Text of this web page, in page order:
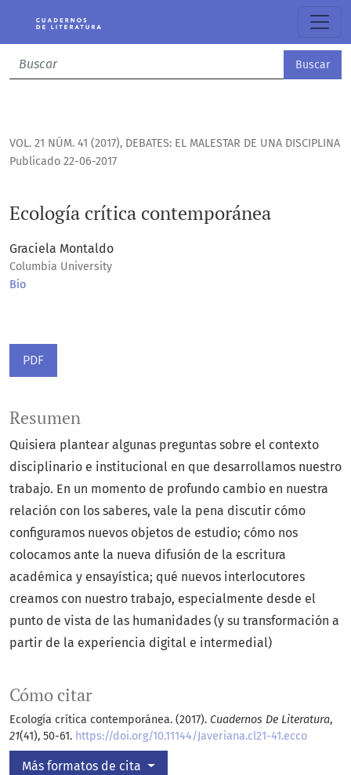
Buscar
VOL. 21 NÚM. 41 (2017), DEBATES: EL MALESTAR DE UNA DISCIPLINA
Ecología crítica contemporánea
Publicado 22-06-2017
Graciela Montaldo
Columbia University
Bio
PDF
Cómo citar
Ecología crítica contemporánea. (2017). Cuadernos De Literatura,
21(41), 50-61. https://doi.org/10.11144/Javeriana.cl21-41.ecco
Más formatos de cita
Resumen
Quisiera plantear algunas preguntas sobre el contexto
disciplinario e institucional en que desarrollamos nuestro
trabajo. En un momento de profundo cambio en nuestra
relación con los saberes, vale la pena discutir cómo
configuramos nuevos objetos de estudio; cómo nos
colocamos ante la nueva difusión de la escritura
académica y ensayística; qué nuevos interlocutores
creamos con nuestro trabajo, especialmente desde el
punto de vista de las humanidades (y su transformación a
partir de la experiencia digital e intermedial)